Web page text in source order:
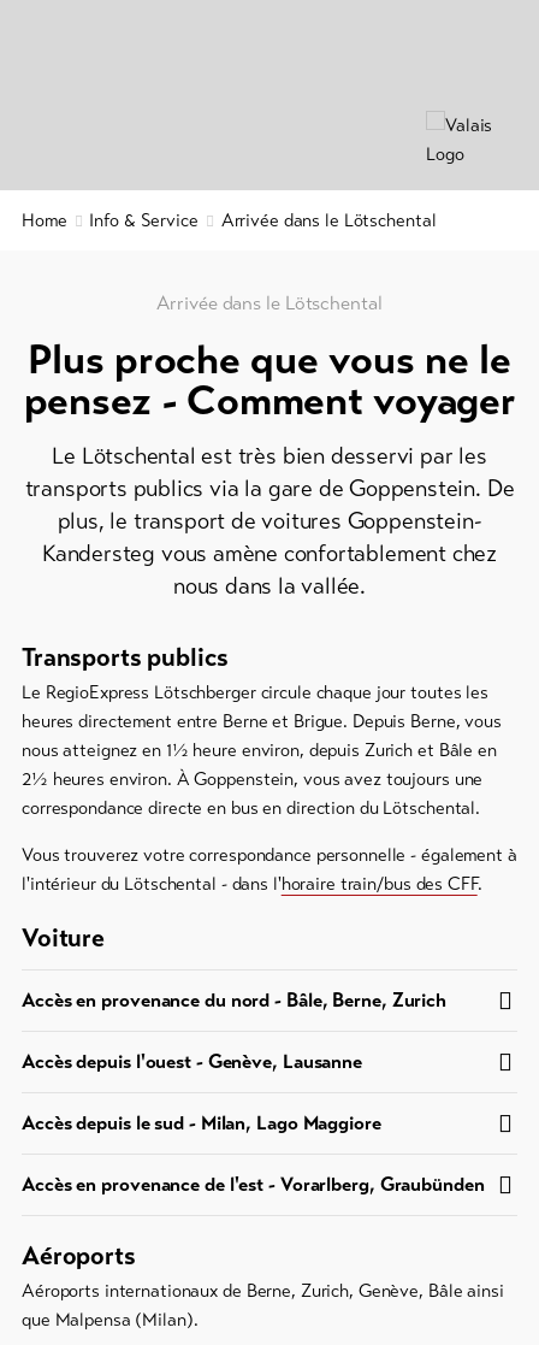
Webcams
Météo
DEENFR
Taxe
de
Service
de
régional
Contacts
importants
Lötschental
Feedback
Commerce
Shops
Vers
l'aperçu
de ski
VTT
Bons
Souvenirs
Home Info & Service Arrivée dans le Lötschental
Arrivée dans le Lötschental
Plus proche que vous ne le
pensez - Comment voyager
Le Lötschental est très bien desservi par les
transports publics via la gare de Goppenstein. De
plus, le transport de voitures Goppenstein-
Kandersteg vous amène confortablement chez
nous dans la vallée.
Transports publics
Le RegioExpress Lötschberger circule chaque jour toutes les
heures directement entre Berne et Brigue. Depuis Berne, vous
nous atteignez en 1½ heure environ, depuis Zurich et Bâle en
2½ heures environ. À Goppenstein, vous avez toujours une
correspondance directe en bus en direction du Lötschental.
Vous trouverez votre correspondance personnelle - également à
l'intérieur du Lötschental - dans l'horaire train/bus des CFF.
Voiture
Accès en provenance du nord - Bâle, Berne, Zurich
Accès depuis l'ouest - Genève, Lausanne
Accès depuis le sud - Milan, Lago Maggiore
Accès en provenance de l'est - Vorarlberg, Graubünden
Aéroports
Aéroports internationaux de Berne, Zurich, Genève, Bâle ainsi
que Malpensa (Milan).